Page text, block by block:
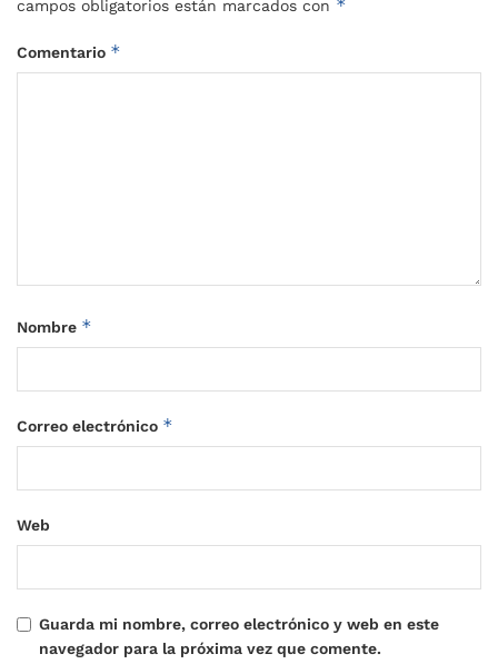
campos obligatorios están marcados con *
Comentario *
Nombre *
Correo electrónico *
Web
Guarda mi nombre, correo electrónico y web en este
navegador para la próxima vez que comente.